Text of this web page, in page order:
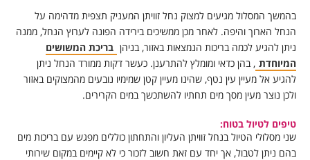
בהמשך המסלול מגיעים למצוק נחל זוויתן המעניק תצפית מדהימה על
הנחל הארוך והיפה. לאחר מכן ממשיכים בירידה הפונה לערוץ הנחל, ממנה
ניתן להגיע לכמה בריכות הנמצאות באזור, בניהן בריכת המשושים
המיוחדת , בהן כדאי ומומלץ להתרענן. כעשר דקות ממורד הנחל ניתן
להגיע אל מעיין עין נטף, שהינו מעיין קטן שמימיו נובעים מהמצוקים באזור
ולכן נוצר מעין מסך מים תחתיו להשתכשך במים הקרירים.
טיפים לטיול בטוח:
שני מסלולי הטיול בנחל זוויתן העליון והתחתון כוללים מפגש עם בריכות מים
בהם ניתן לטבול, אך יחד עם זאת חשוב לזכור כי לא קיימים במקום שירותי